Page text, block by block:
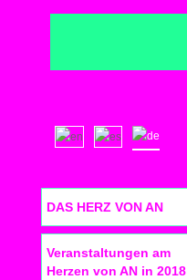
DAS HERZ VON AN
Veranstaltungen am
Herzen von AN in 2018